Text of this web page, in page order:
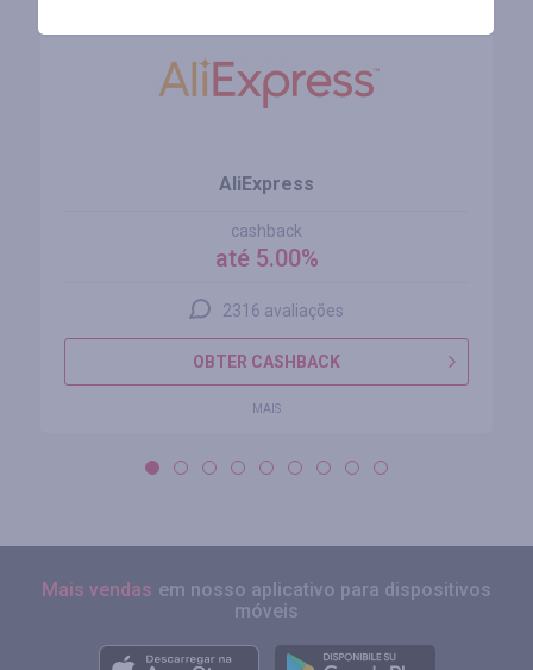
AliExpress
cashback
até 5.00%
2316 avaliações
OBTER CASHBACK
MAIS
Mais vendas em nosso aplicativo para dispositivos
móveis